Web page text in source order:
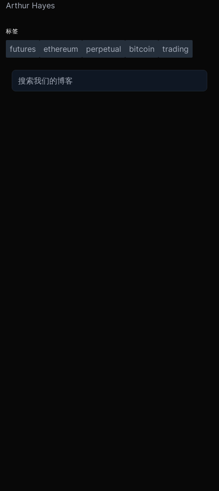
Arthur Hayes
标签
futures ethereum perpetual bitcoin trading